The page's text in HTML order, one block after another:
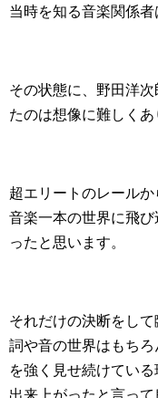
当時を知る音楽関係者
その状態に、野田洋
たのは想像に難しくあ
超エリートのレール
音楽一本の世界に飛
ったと思います。
それだけの決断をし
詞や音の世界はもち
を強く見せ続けてい
出来上がったと言って